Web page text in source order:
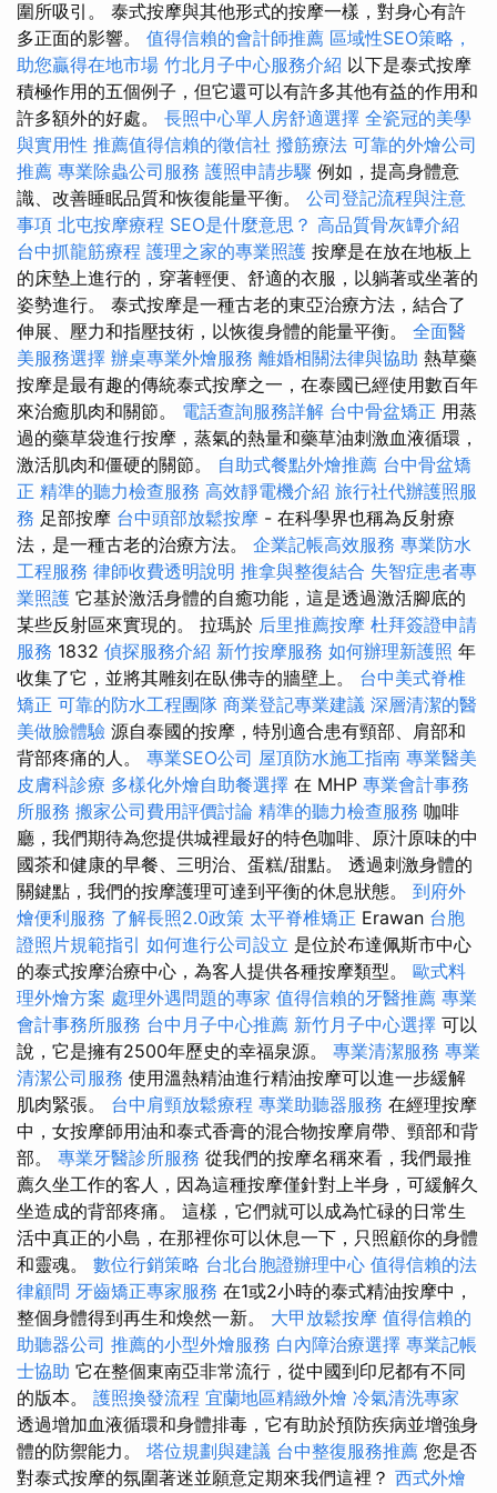
圍所吸引。 泰式按摩與其他形式的按摩一樣，對身心有許
多正面的影響。 值得信賴的會計師推薦 區域性SEO策略，
助您贏得在地市場 竹北月子中心服務介紹 以下是泰式按摩
積極作用的五個例子，但它還可以有許多其他有益的作用和
許多額外的好處。 長照中心單人房舒適選擇 全瓷冠的美學
與實用性 推薦值得信賴的徵信社 撥筋療法 可靠的外燴公司
推薦 專業除蟲公司服務 護照申請步驟 例如，提高身體意
識、改善睡眠品質和恢復能量平衡。 公司登記流程與注意
事項 北屯按摩療程 SEO是什麼意思？ 高品質骨灰罈介紹
台中抓龍筋療程 護理之家的專業照護 按摩是在放在地板上
的床墊上進行的，穿著輕便、舒適的衣服，以躺著或坐著的
姿勢進行。 泰式按摩是一種古老的東亞治療方法，結合了
伸展、壓力和指壓技術，以恢復身體的能量平衡。 全面醫
美服務選擇 辦桌專業外燴服務 離婚相關法律與協助 熱草藥
按摩是最有趣的傳統泰式按摩之一，在泰國已經使用數百年
來治癒肌肉和關節。 電話查詢服務詳解 台中骨盆矯正 用蒸
過的藥草袋進行按摩，蒸氣的熱量和藥草油刺激血液循環，
激活肌肉和僵硬的關節。 自助式餐點外燴推薦 台中骨盆矯
正 精準的聽力檢查服務 高效靜電機介紹 旅行社代辦護照服
務 足部按摩 台中頭部放鬆按摩 - 在科學界也稱為反射療
法，是一種古老的治療方法。 企業記帳高效服務 專業防水
工程服務 律師收費透明說明 推拿與整復結合 失智症患者專
業照護 它基於激活身體的自癒功能，這是透過激活腳底的
某些反射區來實現的。 拉瑪於 后里推薦按摩 杜拜簽證申請
服務 1832 偵探服務介紹 新竹按摩服務 如何辦理新護照 年
收集了它，並將其雕刻在臥佛寺的牆壁上。 台中美式脊椎
矯正 可靠的防水工程團隊 商業登記專業建議 深層清潔的醫
美做臉體驗 源自泰國的按摩，特別適合患有頸部、肩部和
背部疼痛的人。 專業SEO公司 屋頂防水施工指南 專業醫美
皮膚科診療 多樣化外燴自助餐選擇 在 MHP 專業會計事務
所服務 搬家公司費用評價討論 精準的聽力檢查服務 咖啡
廳，我們期待為您提供城裡最好的特色咖啡、原汁原味的中
國茶和健康的早餐、三明治、蛋糕/甜點。 透過刺激身體的
關鍵點，我們的按摩護理可達到平衡的休息狀態。 到府外
燴便利服務 了解長照2.0政策 太平脊椎矯正 Erawan 台胞
證照片規範指引 如何進行公司設立 是位於布達佩斯市中心
的泰式按摩治療中心，為客人提供各種按摩類型。 歐式料
理外燴方案 處理外遇問題的專家 值得信賴的牙醫推薦 專業
會計事務所服務 台中月子中心推薦 新竹月子中心選擇 可以
說，它是擁有2500年歷史的幸福泉源。 專業清潔服務 專業
清潔公司服務 使用溫熱精油進行精油按摩可以進一步緩解
肌肉緊張。 台中肩頸放鬆療程 專業助聽器服務 在經理按摩
中，女按摩師用油和泰式香膏的混合物按摩肩帶、頸部和背
部。 專業牙醫診所服務 從我們的按摩名稱來看，我們最推
薦久坐工作的客人，因為這種按摩僅針對上半身，可緩解久
坐造成的背部疼痛。 這樣，它們就可以成為忙碌的日常生
活中真正的小島，在那裡你可以休息一下，只照顧你的身體
和靈魂。 數位行銷策略 台北台胞證辦理中心 值得信賴的法
律顧問 牙齒矯正專家服務 在1或2小時的泰式精油按摩中，
整個身體得到再生和煥然一新。 大甲放鬆按摩 值得信賴的
助聽器公司 推薦的小型外燴服務 白內障治療選擇 專業記帳
士協助 它在整個東南亞非常流行，從中國到印尼都有不同
的版本。 護照換發流程 宜蘭地區精緻外燴 冷氣清洗專家
透過增加血液循環和身體排毒，它有助於預防疾病並增強身
體的防禦能力。 塔位規劃與建議 台中整復服務推薦 您是否
對泰式按摩的氛圍著迷並願意定期來我們這裡？ 西式外燴